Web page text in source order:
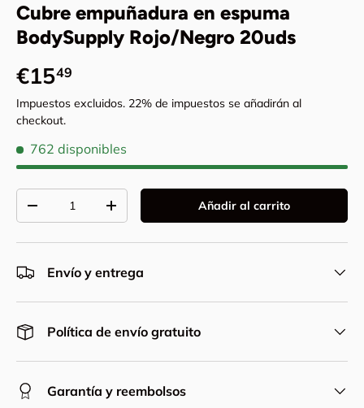
Cubre empuñadura en espuma
BodySupply Rojo/Negro 20uds
Precio normal
€1549
Impuestos excluidos. 22% de impuestos se añadirán al
checkout.
762 disponibles
Disminuir cantidadAumentar la cantidadAñadir al carrito
Envío y entrega
Política de envío gratuito
Garantía y reembolsos